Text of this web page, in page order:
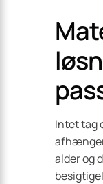
Intet tag
alder og